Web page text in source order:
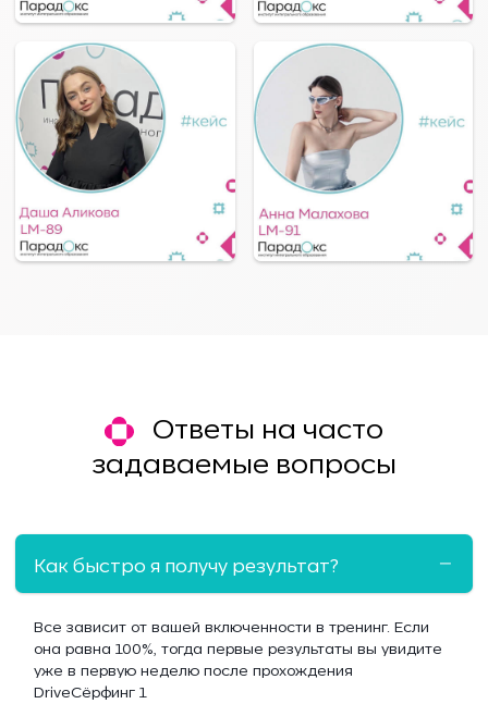
Ответы на часто
задаваемые вопросы
Как быстро я получу результат?
Все зависит от вашей включенности в тренинг. Если
она равна 100%, тогда первые результаты вы увидите
уже в первую неделю после прохождения
DriveСёрфинг 1